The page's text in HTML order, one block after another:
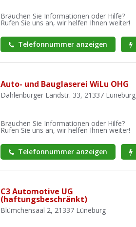
Brauchen Sie Informationen oder Hilfe?
Rufen Sie uns an, wir helfen Ihnen weiter!
Telefonnummer anzeigen
Auto- und Bauglaserei WiLu OHG
Dahlenburger Landstr. 33, 21337 Lüneburg
Brauchen Sie Informationen oder Hilfe?
Rufen Sie uns an, wir helfen Ihnen weiter!
Telefonnummer anzeigen
C3 Automotive UG
(haftungsbeschränkt)
Blümchensaal 2, 21337 Lüneburg